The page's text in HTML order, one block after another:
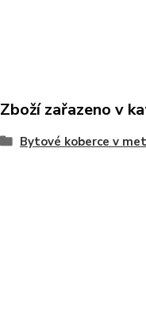
Zboží zařazeno v
Bytové koberce v